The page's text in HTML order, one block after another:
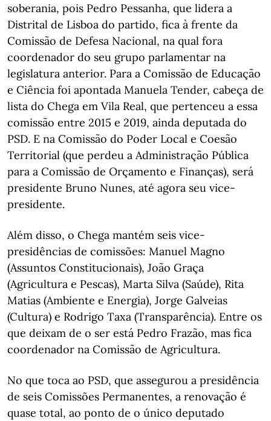
soberania, pois Pedro Pessanha, que lidera a
Distrital de Lisboa do partido, fica à frente da
Comissão de Defesa Nacional, na qual fora
coordenador do seu grupo parlamentar na
legislatura anterior. Para a Comissão de Educação
e Ciência foi apontada Manuela Tender, cabeça de
lista do Chega em Vila Real, que pertenceu a essa
comissão entre 2015 e 2019, ainda deputada do
PSD. E na Comissão do Poder Local e Coesão
Territorial (que perdeu a Administração Pública
para a Comissão de Orçamento e Finanças), será
presidente Bruno Nunes, até agora seu vice-
presidente.
Além disso, o Chega mantém seis vice-
presidências de comissões: Manuel Magno
(Assuntos Constitucionais), João Graça
(Agricultura e Pescas), Marta Silva (Saúde), Rita
Matias (Ambiente e Energia), Jorge Galveias
(Cultura) e Rodrigo Taxa (Transparência). Entre os
que deixam de o ser está Pedro Frazão, mas fica
coordenador na Comissão de Agricultura.
No que toca ao PSD, que assegurou a presidência
de seis Comissões Permanentes, a renovação é
quase total, ao ponto de o único deputado